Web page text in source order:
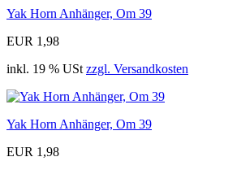
Yak Horn Anhänger, Om 39
EUR 1,98
inkl. 19 % USt zzgl. Versandkosten
Yak Horn Anhänger, Om 39
EUR 1,98